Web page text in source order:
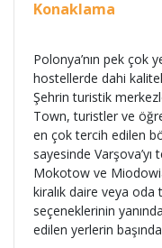
Konaklama
Polonya’nın pek çok
hostellerde dahi
Şehrin turistik
Town, turistler ve
en çok tercih edilen
sayesinde
Mokotow ve
kiralık daire veya oda
seçeneklerinin
edilen yerlerin